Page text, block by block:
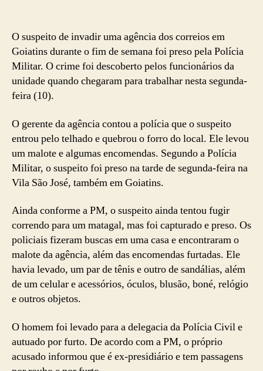
O suspeito de invadir uma agência dos correios em
Goiatins durante o fim de semana foi preso pela Polícia
Militar. O crime foi descoberto pelos funcionários da
unidade quando chegaram para trabalhar nesta segunda-
feira (10).
O gerente da agência contou a polícia que o suspeito
entrou pelo telhado e quebrou o forro do local. Ele levou
um malote e algumas encomendas. Segundo a Polícia
Militar, o suspeito foi preso na tarde de segunda-feira na
Vila São José, também em Goiatins.
Ainda conforme a PM, o suspeito ainda tentou fugir
correndo para um matagal, mas foi capturado e preso. Os
policiais fizeram buscas em uma casa e encontraram o
malote da agência, além das encomendas furtadas. Ele
havia levado, um par de tênis e outro de sandálias, além
de um celular e acessórios, óculos, blusão, boné, relógio
e outros objetos.
O homem foi levado para a delegacia da Polícia Civil e
autuado por furto. De acordo com a PM, o próprio
acusado informou que é ex-presidiário e tem passagens